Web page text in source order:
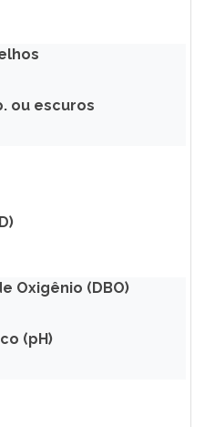
ou escuros
Oxigênio (DBO)
(pH)